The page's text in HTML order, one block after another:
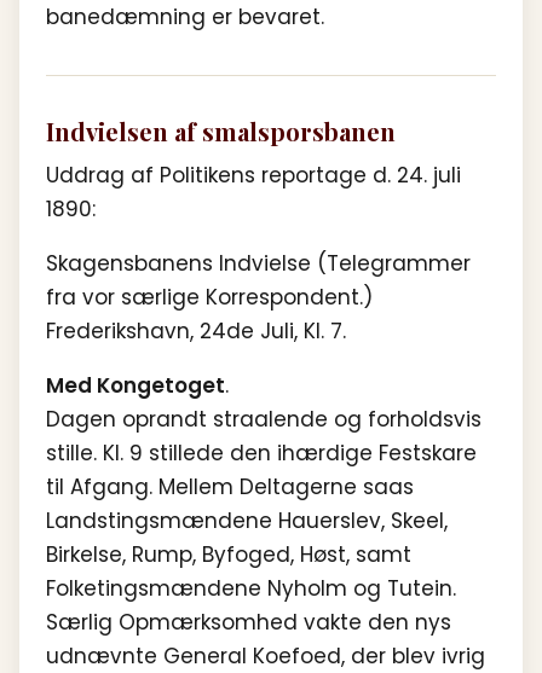
banedæmning er bevaret.
Indvielsen af smalsporsbanen
Uddrag af Politikens reportage d. 24. juli
1890:
Skagensbanens Indvielse (Telegrammer
fra vor særlige Korrespondent.)
Frederikshavn, 24de Juli, Kl. 7.
Med Kongetoget.
Dagen oprandt straalende og forholdsvis
stille. Kl. 9 stillede den ihærdige Festskare
til Afgang. Mellem Deltagerne saas
Landstingsmændene Hauerslev, Skeel,
Birkelse, Rump, Byfoged, Høst, samt
Folketingsmændene Nyholm og Tutein.
Særlig Opmærksomhed vakte den nys
udnævnte General Koefoed, der blev ivrig